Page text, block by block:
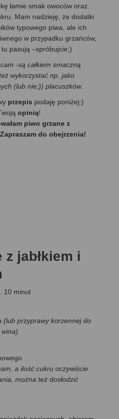
łamie smak owoców oraz
Mam nadzieję, że dodatki
typowego piwa, ale ich
w przypadku grzańców,
pasują –spróbujcie;)
-są całkiem smaczną
wykorzystać np. jako
(lub nie;)) placuszków.
przepis podaję poniżej:)
opinią!
piwo grzane z
do obejrzenia!
z jabłkiem i
10 minut
(lub przyprawy korzennej do
a ilość cukru oczywiście
można też dosłodzić